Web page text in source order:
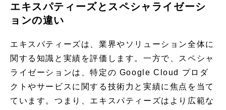
エキスパティーズとスペシャライゼーシ
ョンの違い
エキスパティーズは、業界やソリューション全体に
関する知識と実績を評価します。一方で、スペシャ
ライゼーションは、特定の Google Cloud プロダ
クトやサービスに関する技術力と実績に焦点を当て
ています。つまり、エキスパティーズはより広範な